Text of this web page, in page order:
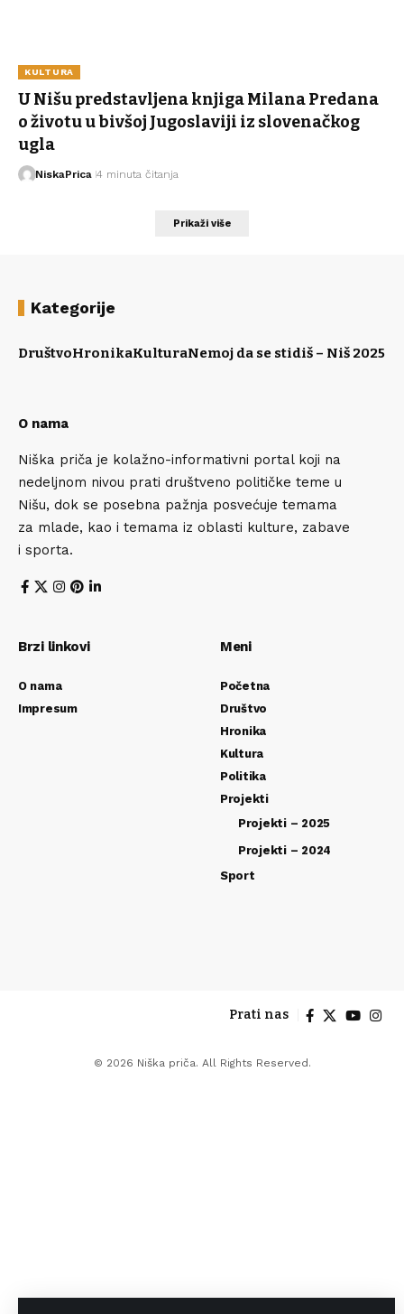
KULTURA
U Nišu predstavljena knjiga Milana Predana
o životu u bivšoj Jugoslaviji iz slovenačkog
ugla
NiskaPrica 4 minuta čitanja
Prikaži više
Kategorije
DruštvoHronikaKulturaNemoj da se stidiš – Niš 2025
O nama
Niška priča je kolažno-informativni portal koji na
nedeljnom nivou prati društveno političke teme u
Nišu, dok se posebna pažnja posvećuje temama
za mlade, kao i temama iz oblasti kulture, zabave
i sporta.
Brzi linkovi
O nama
Impresum
Meni
Početna
Društvo
Hronika
Kultura
Politika
Projekti
Projekti – 2025
Projekti – 2024
Sport
Prati nas
© 2026 Niška priča. All Rights Reserved.